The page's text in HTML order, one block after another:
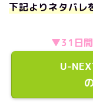
下記よりネタバレ
▼31日
U-